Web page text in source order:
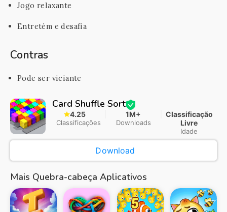
Jogo relaxante
Entretém e desafia
Contras
Pode ser viciante
Card Shuffle Sort
4.25
Classificações
1M+
Downloads
Classificação
Livre
Idade
Download
Mais Quebra-cabeça Aplicativos